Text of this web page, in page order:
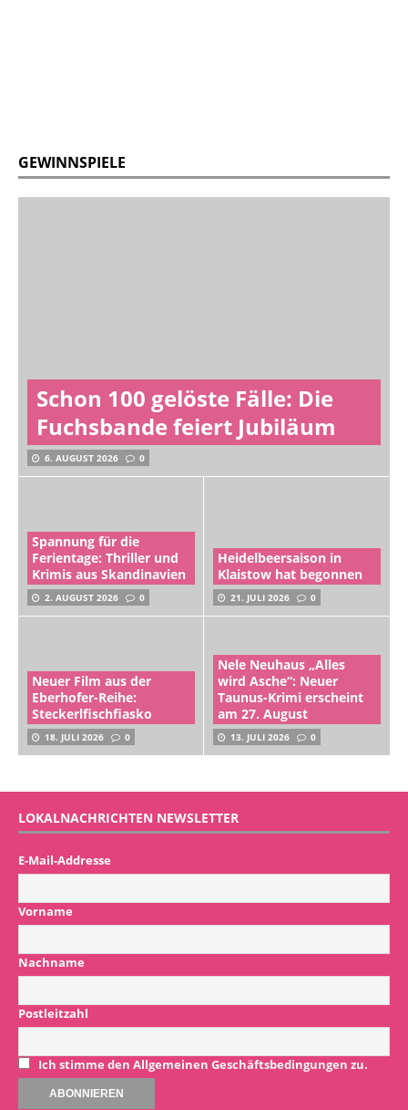
GEWINNSPIELE
Schon 100 gelöste Fälle: Die
Fuchsbande feiert Jubiläum
6. AUGUST 2026 0
Spannung für die
Ferientage: Thriller und
Krimis aus Skandinavien
2. AUGUST 2026 0
Heidelbeersaison in
Klaistow hat begonnen
21. JULI 2026 0
Neuer Film aus der
Eberhofer-Reihe:
Steckerlfischfiasko
18. JULI 2026 0
Nele Neuhaus „Alles
wird Asche“: Neuer
Taunus-Krimi erscheint
am 27. August
13. JULI 2026 0
LOKALNACHRICHTEN NEWSLETTER
E-Mail-Addresse
Vorname
Nachname
Postleitzahl
Ich stimme den Allgemeinen Geschäftsbedingungen zu.